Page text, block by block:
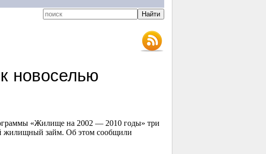
новоселью
«Жилище на 2002 — 2010 годы» три
жилищный займ. Об этом сообщили